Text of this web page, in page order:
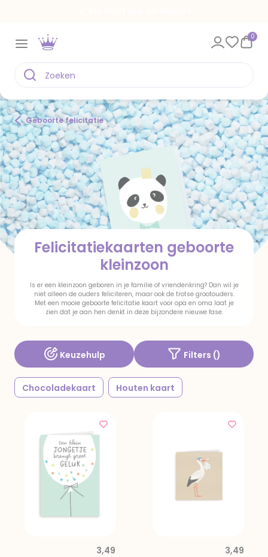
0
Geboorte felicitatie
Felicitatiekaarten geboorte
kleinzoon
Is er een kleinzoon geboren in je familie of vriendenkring? Dan wil je
niet alleen de ouders feliciteren, maar ook de trotse grootouders.
Met een mooie geboorte felicitatie kaart voor opa en oma laat je
zien dat je aan hen denkt in deze bijzondere nieuwe fase.
Keuzehulp Filters ()
Chocoladekaart Houten kaart
3,49 3,49